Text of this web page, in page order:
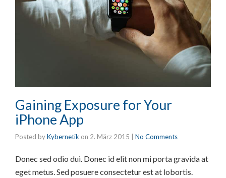
Gaining Exposure for Your
iPhone App
Posted byKybernetik on 2. März 2015 No Comments
Donec sed odio dui. Donec id elit non mi porta gravida at
eget metus. Sed posuere consectetur est at lobortis.